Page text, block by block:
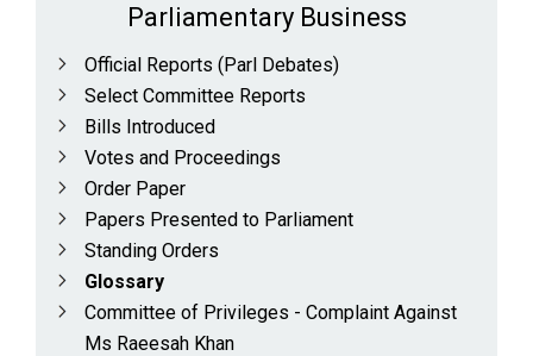
Parliamentary Business
Official Reports (Parl Debates)
Select Committee Reports
Bills Introduced
Votes and Proceedings
Order Paper
Papers Presented to Parliament
Standing Orders
Glossary
Committee of Privileges - Complaint Against
Ms Raeesah Khan